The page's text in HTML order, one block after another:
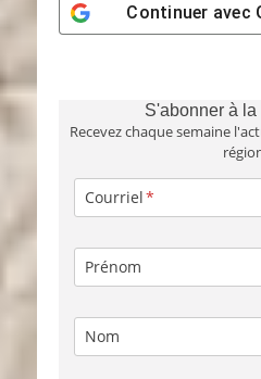
Continuer avec
S'abonner à
Recevez chaque semaine
Courriel
Prénom
Nom